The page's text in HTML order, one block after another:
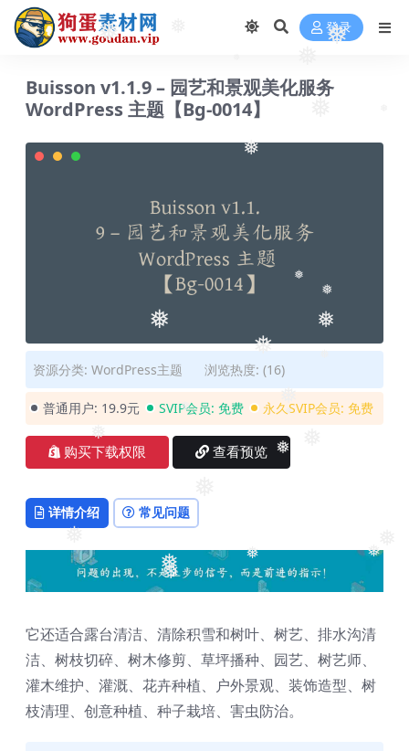
❅
❅
❅
❅
❅
❅
❅
❅
❅
❅
❅
❅
❅
❅
❅
❅
❅
❅
❅
登录
Buisson v1.1.9 – 园艺和景观美化服务
WordPress 主题【Bg-0014】
资源分类: WordPress主题 浏览热度: (16)
普通用户: 19.9元 SVIP会员: 免费 永久SVIP会员: 免费
购买下载权限 查看预览
详情介绍 常见问题
它还适合露台清洁、清除积雪和树叶、树艺、排水沟清
洁、树枝切碎、树木修剪、草坪播种、园艺、树艺师、
灌木维护、灌溉、花卉种植、户外景观、装饰造型、树
枝清理、创意种植、种子栽培、害虫防治。